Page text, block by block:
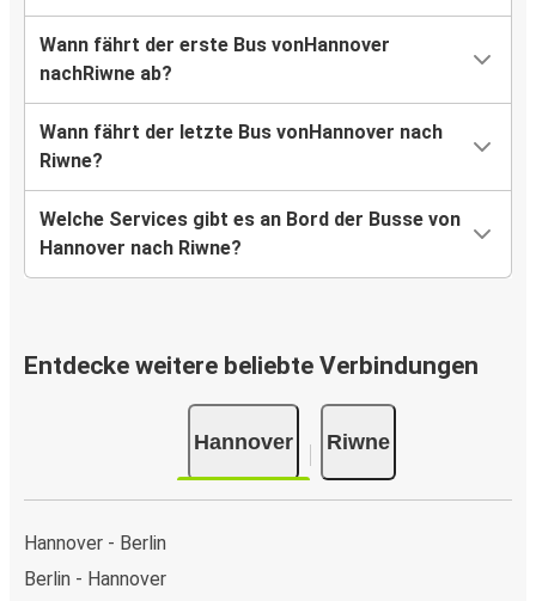
Wann fährt der erste Bus vonHannover
nachRiwne ab?
Wann fährt der letzte Bus vonHannover nach
Riwne?
Welche Services gibt es an Bord der Busse von
Hannover nach Riwne?
Entdecke weitere beliebte Verbindungen
Hannover Riwne
Hannover - Berlin
Berlin - Hannover